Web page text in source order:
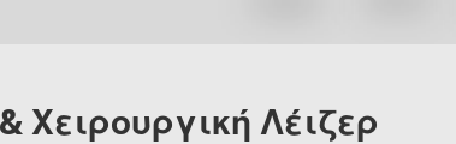
Χειρουργική Λέιζερ